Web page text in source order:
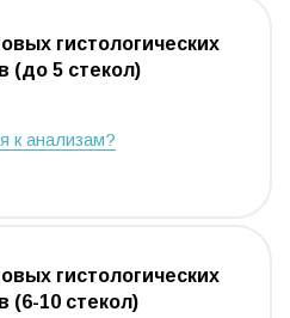
гистологических
(до 5 стекол)
к анализам?
гистологических
(6-10 стекол)